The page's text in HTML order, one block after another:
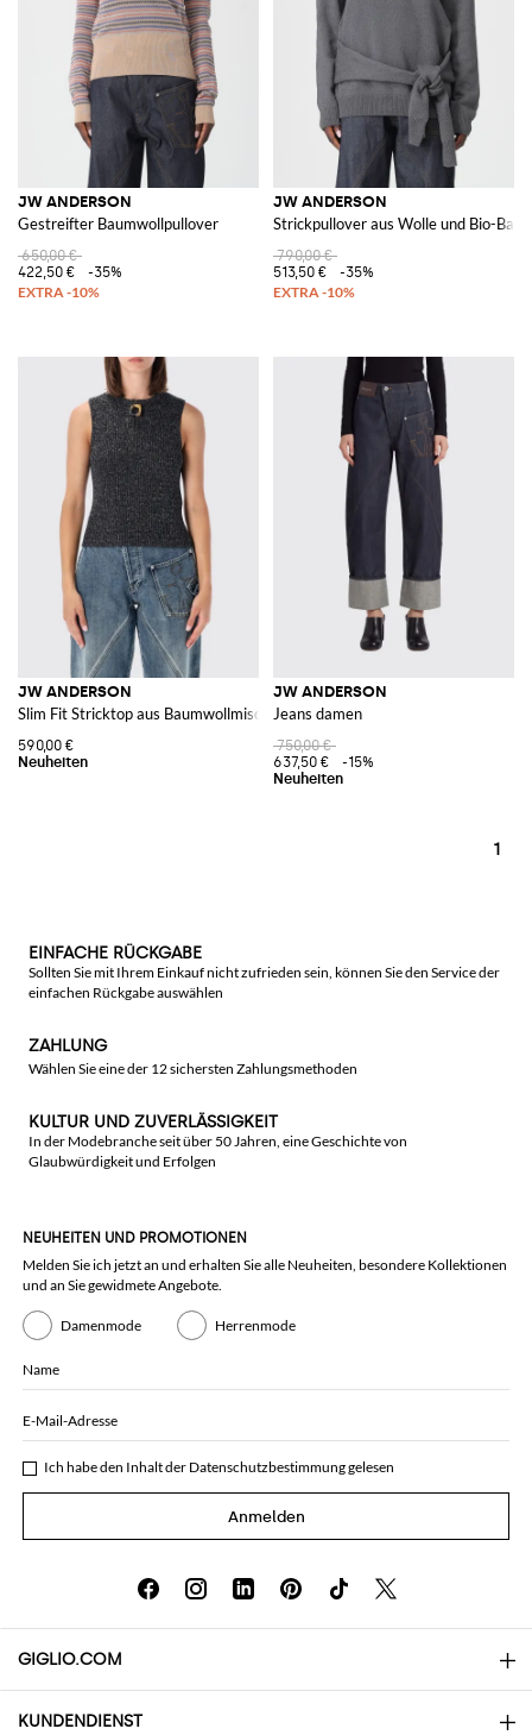
JW ANDERSON
Gestreifter Baumwollpullover
650,00 €
422,50 €
-35%
JW ANDERSON
Strickpullover aus Wolle und Bio-
790,00 €
513,50 €
-35%
JW ANDERSON
Slim Fit Stricktop aus Baumwollmischung mit Ringdetail
590,00 €
JW ANDERSON
Jeans damen
750,00 €
637,50 €
-15%
1
EINFACHE RÜCKGABE
Sollten Sie mit Ihrem Einkauf nicht zufrieden sein, können Sie den Service der
einfachen Rückgabe auswählen
ZAHLUNG
Wählen Sie eine der 12 sichersten Zahlungsmethoden
KULTUR UND ZUVERLÄSSIGKEIT
In der Modebranche seit über 50 Jahren, eine Geschichte von
Glaubwürdigkeit und Erfolgen
NEUHEITEN UND PROMOTIONEN
Melden Sie ich jetzt an und erhalten Sie alle Neuheiten, besondere Kollektionen
und an Sie gewidmete Angebote.
Damenmode Herrenmode
Name
E-Mail-Adresse
Ich habe den Inhalt der Datenschutzbestimmunggelesen
Anmelden
GIGLIO.COM
Über uns
KUNDENDIENST